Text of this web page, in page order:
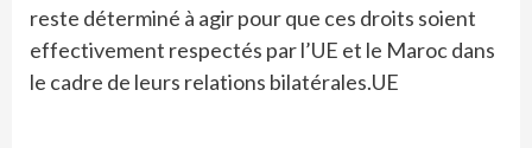
reste déterminé à agir pour que ces droits soient
effectivement respectés par l’UE et le Maroc dans
le cadre de leurs relations bilatérales.UE